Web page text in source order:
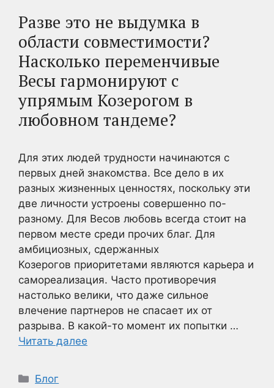
Разве это не выдумка в
области совместимости?
Насколько переменчивые
Весы гармонируют с
упрямым Козерогом в
любовном тандеме?
Для этих людей трудности начинаются с
первых дней знакомства. Все дело в их
разных жизненных ценностях, поскольку эти
две личности устроены совершенно по-
разному. Для Весов любовь всегда стоит на
первом месте среди прочих благ. Для
амбициозных, сдержанных
Козерогов приоритетами являются карьера и
самореализация. Часто противоречия
настолько велики, что даже сильное
влечение партнеров не спасает их от
разрыва. В какой-то момент их попытки …
Читать далее
Рубрики
Блог